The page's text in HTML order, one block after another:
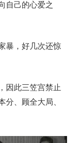
自己的心爱之
暴，好几次还惊
因此三笠宫禁止
分、顾全大局、